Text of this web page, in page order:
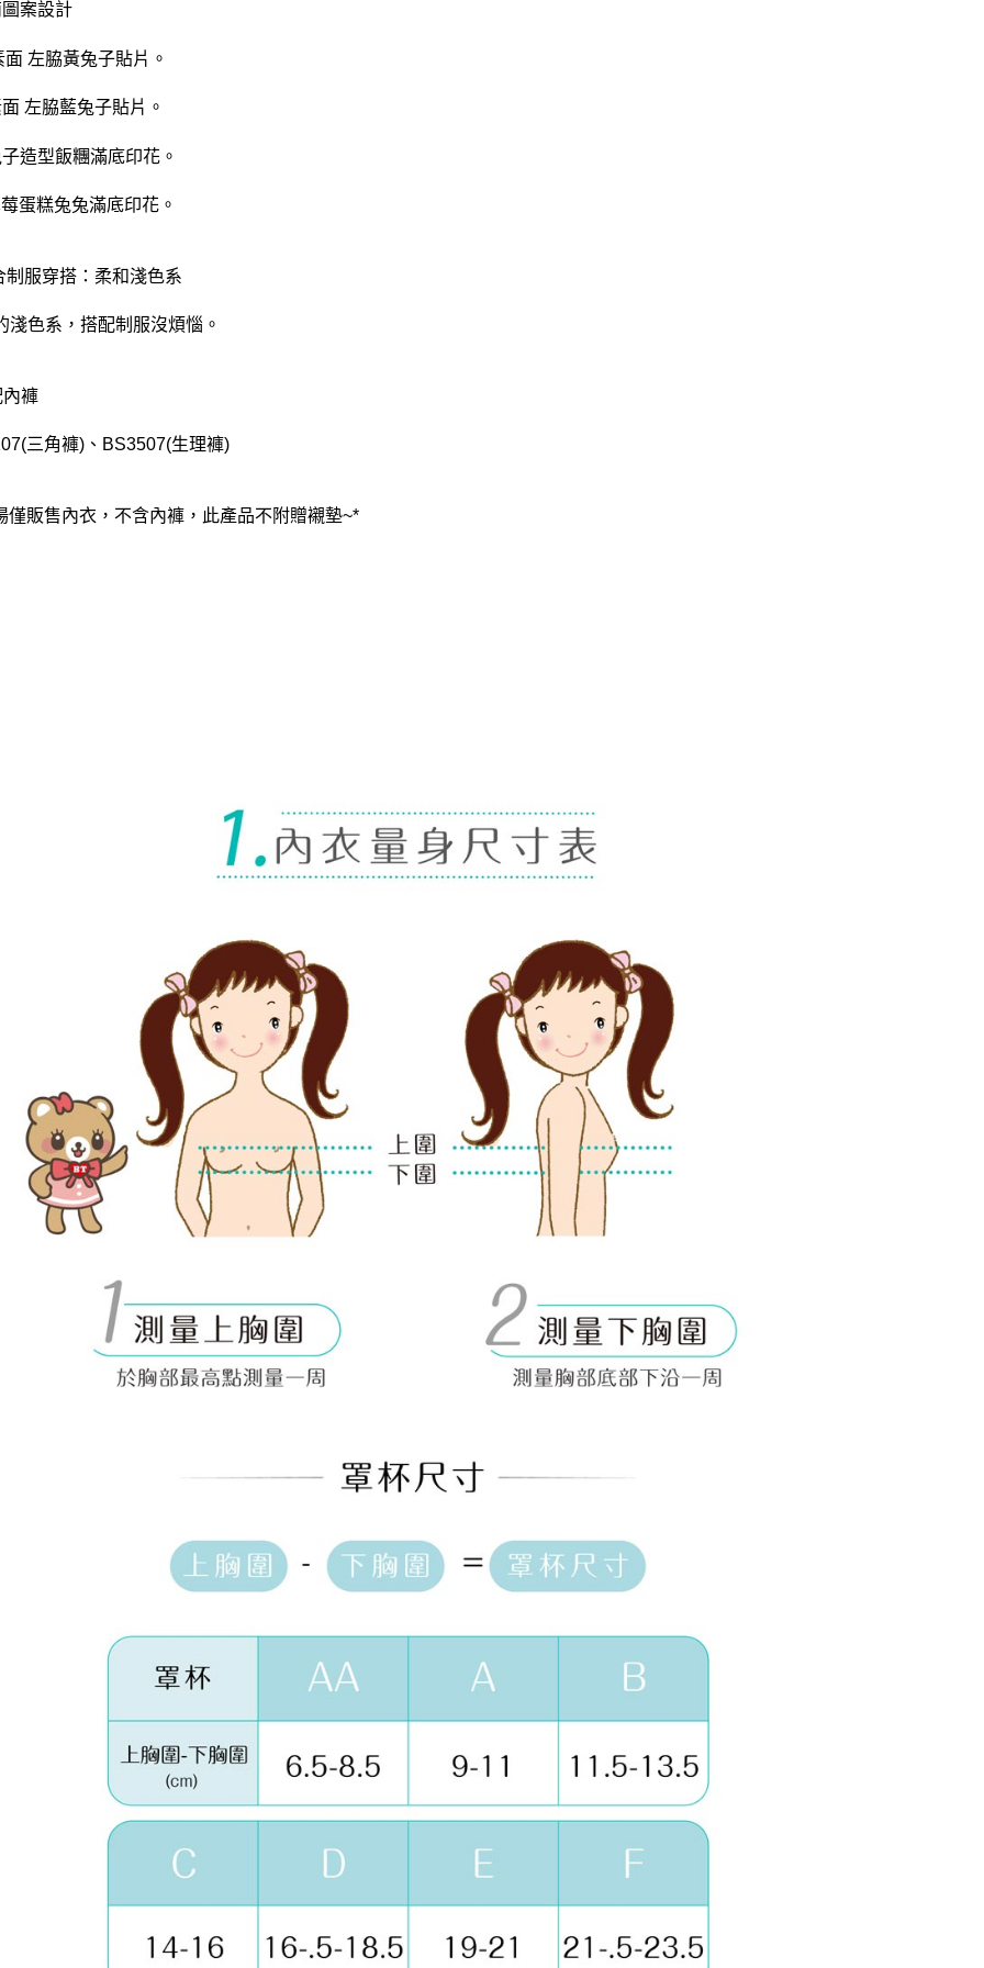
案設計
面 左脇黃兔子貼片。
左脇藍兔子貼片。
造型飯糰滿底印花。
蛋糕兔兔滿底印花。
制服穿搭：柔和淺色系
淺色系，搭配制服沒煩惱。
褲
三角褲)、BS3507(生理褲)
僅販售內衣，不含內褲，此產品不附贈襯墊~*